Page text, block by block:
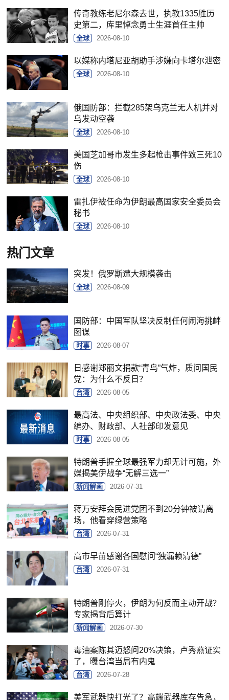
传奇教练老尼尔森去世，执教1335胜历
史第二，库里悼念勇士生涯首任主帅
全球 2026-08-10
以媒称内塔尼亚胡助手涉嫌向卡塔尔泄密
全球 2026-08-10
俄国防部：拦截285架乌克兰无人机并对
乌发动空袭
全球 2026-08-10
美国芝加哥市发生多起枪击事件致三死10
伤
全球 2026-08-10
雷扎伊被任命为伊朗最高国家安全委员会
秘书
全球 2026-08-10
热门文章
突发！俄罗斯遭大规模袭击
全球 2026-08-09
国防部：中国军队坚决反制任何闹海挑衅
图谋
时事 2026-08-07
日感谢郑丽文捐款“青鸟”气炸，质问国民
党：为什么不反日？
台湾 2026-08-05
最高法、中央组织部、中央政法委、中央
编办、财政部、人社部印发意见
时事 2026-08-05
特朗普手握全球最强军力却无计可施，外
媒揭美伊战争“无解三选一”
新闻解画 2026-07-31
蒋万安拜会民进党团不到20分钟被请离
场，他看穿绿营策略
台湾 2026-07-31
高市早苗感谢各国慰问“独漏赖清德”
台湾 2026-07-31
特朗普刚停火，伊朗为何反而主动开战？
专家揭背后算计
新闻解画 2026-07-30
毒油案陈其迈怒问20%决策，卢秀燕证实
了，曝台湾当局有内鬼
台湾 2026-07-28
美军武器快打光了？高端武器库存告急，